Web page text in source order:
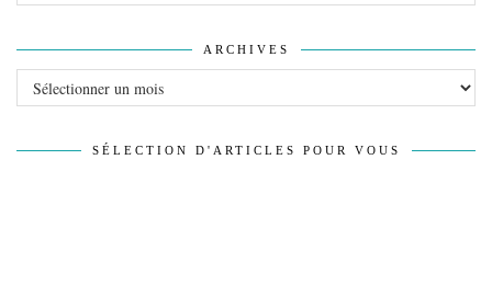
ARCHIVES
SÉLECTION D'ARTICLES POUR VOUS